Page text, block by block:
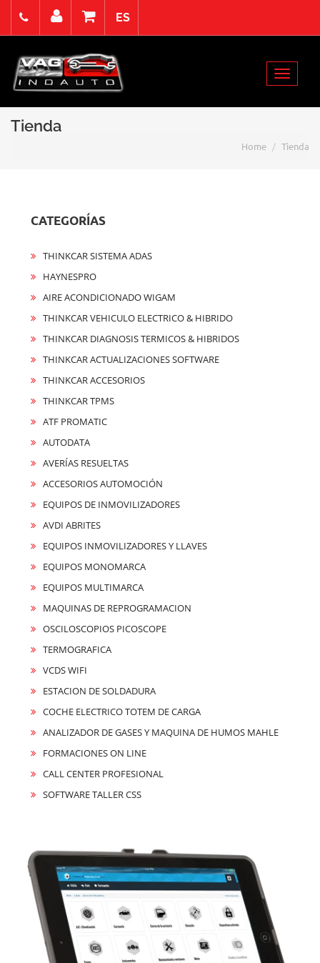
ES
Select Language▼ Viernes 7 Agosto de 2026
Acceso Registro
Toggle
Tienda
Home Tienda
CATEGORÍAS
THINKCAR SISTEMA ADAS
HAYNESPRO
AIRE ACONDICIONADO WIGAM
THINKCAR VEHICULO ELECTRICO & HIBRIDO
THINKCAR DIAGNOSIS TERMICOS & HIBRIDOS
THINKCAR ACTUALIZACIONES SOFTWARE
THINKCAR ACCESORIOS
THINKCAR TPMS
ATF PROMATIC
AUTODATA
AVERÍAS RESUELTAS
ACCESORIOS AUTOMOCIÓN
EQUIPOS DE INMOVILIZADORES
AVDI ABRITES
EQUIPOS INMOVILIZADORES Y LLAVES
EQUIPOS MONOMARCA
EQUIPOS MULTIMARCA
MAQUINAS DE REPROGRAMACION
OSCILOSCOPIOS PICOSCOPE
TERMOGRAFICA
VCDS WIFI
ESTACION DE SOLDADURA
COCHE ELECTRICO TOTEM DE CARGA
ANALIZADOR DE GASES Y MAQUINA DE HUMOS MAHLE
FORMACIONES ON LINE
CALL CENTER PROFESIONAL
SOFTWARE TALLER CSS